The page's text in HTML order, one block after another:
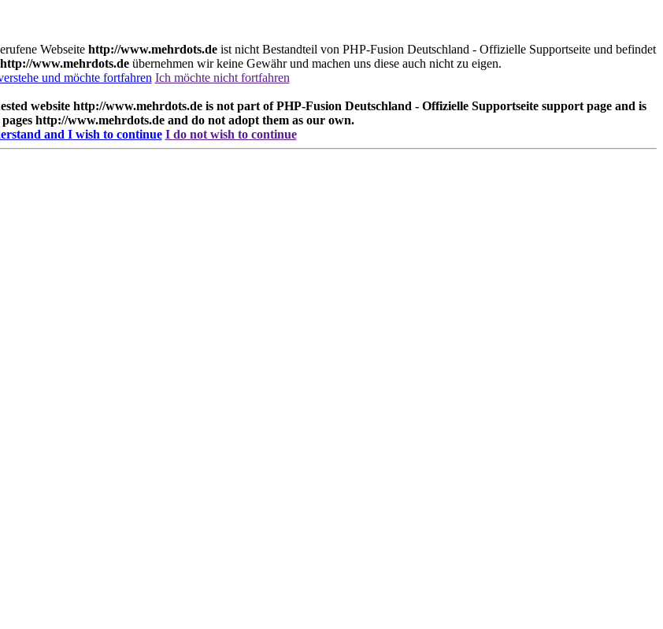
Webseite http://www.mehrdots.de ist nicht Bestandteil von PHP-Fusion Deutschland - Offizielle Supportseite und befindet
http://www.mehrdots.de übernehmen wir keine Gewähr und machen uns diese auch nicht zu eigen.
und möchte fortfahren Ich möchte nicht fortfahren
website http://www.mehrdots.de is not part of PHP-Fusion Deutschland - Offizielle Supportseite support page and is
http://www.mehrdots.de and do not adopt them as our own.
and I wish to continue I do not wish to continue